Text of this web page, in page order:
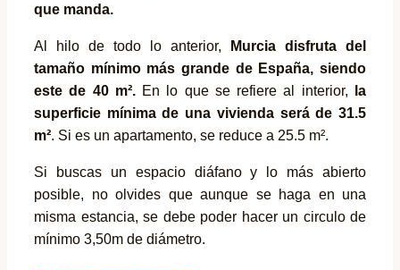
que manda.
Al hilo de todo lo anterior,
Murcia disfruta del
tamaño mínimo más grande de España, siendo
este de 40 m². En lo que se refiere al interior, la
superficie mínima de una vivienda será de 31.5
m². Si es un apartamento, se reduce a 25.5 m².
Si buscas un espacio diáfano y lo más abierto
posible, no olvides que aunque se haga en una
misma estancia, se debe poder hacer un circulo de
mínimo 3,50m de diámetro.